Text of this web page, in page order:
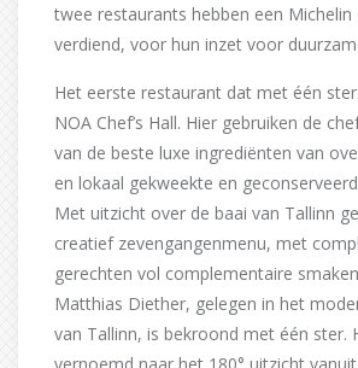
twee restaurants hebben een Michelin
verdiend, voor hun inzet voor
Het eerste restaurant dat met één
NOA Chef’s Hall. Hier gebruiken de
van de beste luxe ingrediënten van
en lokaal gekweekte en
Met uitzicht over de baai van Tallinn
creatief zevengangenmenu, met
gerechten vol complementaire
Matthias Diether, gelegen in het
van Tallinn, is bekroond met één ster.